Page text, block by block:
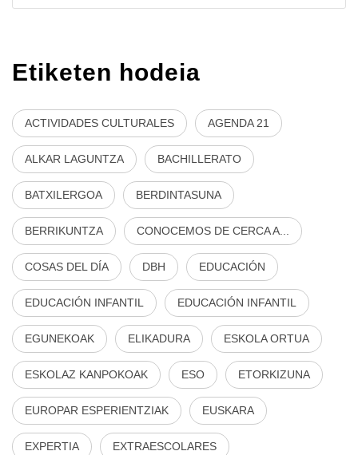
Etiketen hodeia
ACTIVIDADES CULTURALES AGENDA 21
ALKAR LAGUNTZA BACHILLERATO
BATXILERGOA BERDINTASUNA
BERRIKUNTZA CONOCEMOS DE CERCA A...
COSAS DEL DÍA DBH EDUCACIÓN
EDUCACIÓN INFANTIL EDUCACIÓN INFANTIL
EGUNEKOAK ELIKADURA ESKOLA ORTUA
ESKOLAZ KANPOKOAK ESO ETORKIZUNA
EUROPAR ESPERIENTZIAK EUSKARA
EXPERTIA EXTRAESCOLARES